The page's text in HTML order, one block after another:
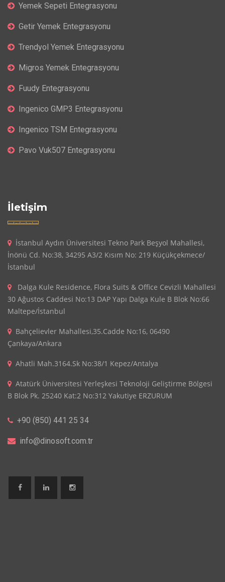
Yemek Sepeti Entegrasyonu
Getir Yemek Entegrasyonu
Trendyol Yemek Entegrasyonu
Migros Yemek Entegrasyonu
Fuudy Entegrasyonu
Ingenico GMP3 Entegrasyonu
Ingenico TSM Entegrasyonu
Pavo Vuk507 Entegrasyonu
İletişim
İstanbul Aydın Üniversitesi Tekno Park Beşyol Mahallesi,
İnönü Cd. No:38, 34295 A3/2 Kısım No: 219 Küçükçekmece/
İstanbul
Dalga Kule Residence, Flora Suits & Office Cevizli Mahallesi
30 Ağustos Caddesi No:13 DAP Yapı Dalga Kule B Blok No:66
Maltepe/İstanbul
Bahçelievler Mahallesi,35.Cadde No:16, 06490
Çankaya/Ankara
Ahatli Mah.3164.Sk No:38/1 Kepez/Antalya
Atatürk Üniversitesi Yerleşkesi Teknoloji Geliştirme Bölgesi
B Blok Pk. 25240 Kat:2 No:312 Yakutiye ERZURUM
+90 (850) 441 25 34
info@dinosoft.com.tr